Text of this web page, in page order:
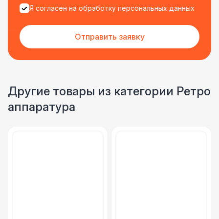
Я согласен на обработку персональных данных
Отправить заявку
Другие товары из категории Ретро
аппаратура